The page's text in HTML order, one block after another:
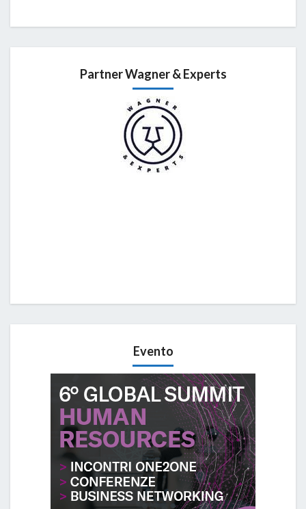
Partner Wagner & Experts
Evento